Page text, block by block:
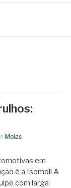
Molas
em
é a Isomol! A
com larga